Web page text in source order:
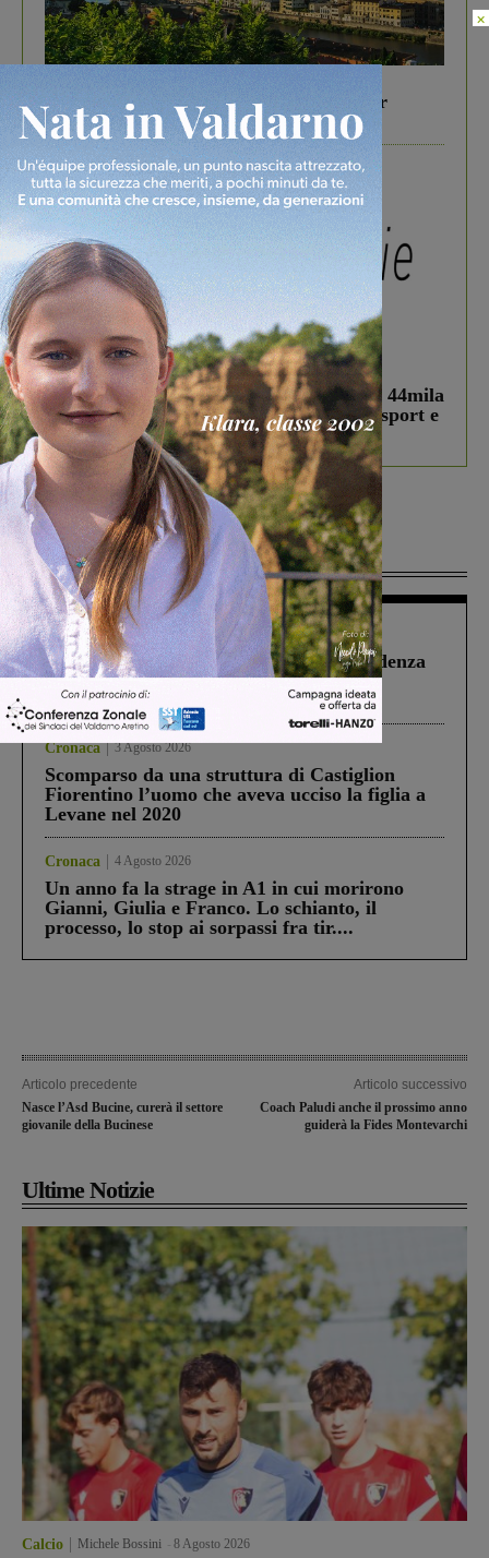
Gita di famiglia a Firenze: 5 idee per far
divertire i tuoi figli
In vetrina 3 Agosto 2026
Estra Notizie agosto: Smart Cities, oltre 44mila
studenti coinvolti, torna il bando per lo sport e
debutta il podcast Estrair
Più lette
Figline Incisa Valdarno 1 Agosto 2026
Piscina di Figline finanziata oltre la scadenza
Pnrr, il gruppo di Fratelli d’Italia: “Un
ringraziamento al Governo”
Cronaca 3 Agosto 2026
Scomparso da una struttura di Castiglion
Fiorentino l’uomo che aveva ucciso la figlia a
Levane nel 2020
Cronaca 4 Agosto 2026
Un anno fa la strage in A1 in cui morirono
Gianni, Giulia e Franco. Lo schianto, il
processo, lo stop ai sorpassi fra tir....
Articolo precedente
Nasce l’Asd Bucine, curerà il settore
giovanile della Bucinese
Articolo successivo
Coach Paludi anche il prossimo anno
guiderà la Fides Montevarchi
Ultime Notizie
Calcio Michele Bossini 8 Agosto 2026
×